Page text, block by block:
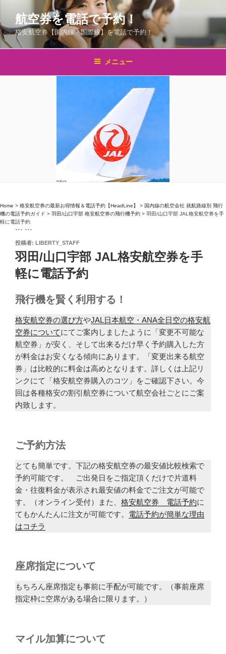
テ
ン
ス
航空券を電話で予約！
格安航空券【国内線・国際線】を電話で予約！
メニュー
Home > 格安航空券の最新お得情報＆電話予約【HeadLine】 > 国内線の航空会社 就航路線別 飛行
機の電話予約ガイド > 羽田/山口宇部 格安航空券の飛行機予約 > 羽田/山口宇部 JAL格安航空券を手
軽に電話予約
``` ```
投
稿
日:
投稿者: LIBERTY_STAFF
羽田/山口宇部 JAL格安航空券を手
軽に電話予約
飛行機を賢く利用する！
格安航空券の選び方やJAL日本航空・ANA全日空の格安航
空券についてにてご案内しましたように「変更不可能な
航空券」が安く、そして出来るだけ早く予約購入した方
が料金はお安くなる傾向にあります。「変更出来る航空
券」は比較的に料金は高めとなります。詳しくは上記リ
ンクにて「格安航空券購入のコツ」をご確認下さい。今
回は各種格安の割引航空券について航空会社ごとにご案
内致します。
ご予約方法
とても簡単です。下記の格安航空券の最安値比較検索で
予約可能です。 ご出発日をご指定頂くだけで片道料
金・往復料金が表示され最安値の料金でご注文が可能で
す。（オンライン受付）また、 格安航空券 電話予約に
てもかんたんに注文が可能です。 電話予約が簡単な理由
はコチラ
座席指定について
もちろん座席指定も事前に手配が可能です。（事前座席
指定枠に空席がある場合に限ります。）
マイル加算について